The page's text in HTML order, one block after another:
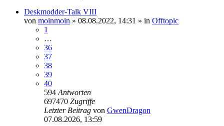
Deskmodder-Talk VIII
von moinmoin » 08.08.2022, 14:31 » in Offtopic
1
…
36
37
38
39
40
594Antworten
697470 Zugriffe
Letzter Beitrag von GwenDragon
07.08.2026, 13:59